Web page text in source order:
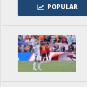
POPULAR